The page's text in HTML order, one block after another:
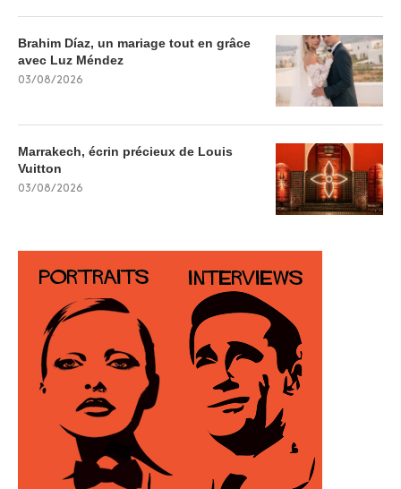
Brahim Díaz, un mariage tout en grâce
avec Luz Méndez
03/08/2026
Marrakech, écrin précieux de Louis
Vuitton
03/08/2026